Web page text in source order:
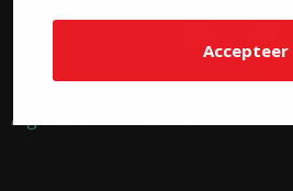
Accepteer
Algemene voorwaarden